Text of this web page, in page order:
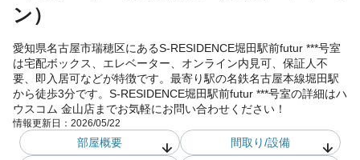
ン）
愛知県名古屋市瑞穂区にあるS-RESIDENCE堀田駅前futur ***号室
は宅配ボックス、エレベーター、オンライン内見可、保証人不
要、即入居可などが特徴です。最寄り駅の名鉄名古屋本線堀田駅
から徒歩3分です。S-RESIDENCE堀田駅前futur ***号室の詳細はハ
ウスコム 金山店までお気軽にお問い合わせください！
情報更新日： 2026/05/22
部屋概要
間取り/設備